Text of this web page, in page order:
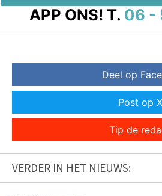
APP ONS! T. 06 -
Deel op
Post op X
Tip de
VERDER IN HET NIEUWS: